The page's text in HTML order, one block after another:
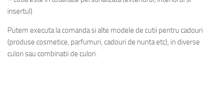
insertul)
Putem executa la comanda si alte modele de cutii pentru cadouri
(produse cosmetice, parfumuri, cadouri de nunta etc), in diverse
culori sau combinatii de culori.